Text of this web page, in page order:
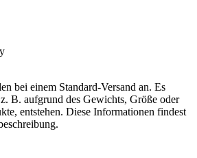
bei einem Standard-Versand an. Es
B. aufgrund des Gewichts, Größe oder
entstehen. Diese Informationen findest